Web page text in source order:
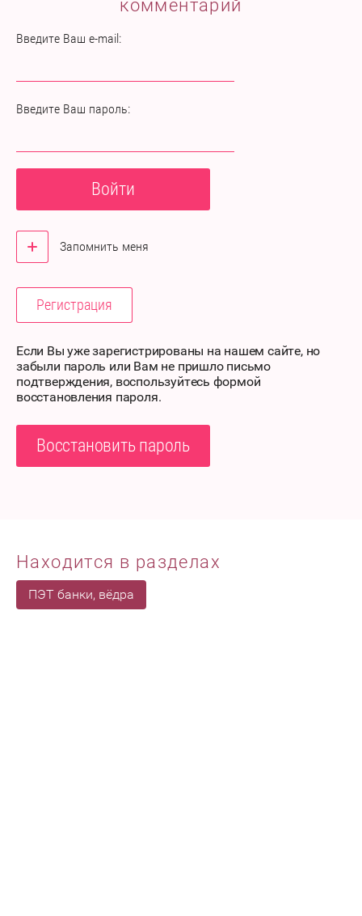
комментарий
Введите Ваш e-mail:
Введите Ваш пароль:
Войти
Запомнить меня
Регистрация
Если Вы уже зарегистрированы на нашем сайте, но
забыли пароль или Вам не пришло письмо
подтверждения, воспользуйтесь формой
восстановления пароля.
Восстановить пароль
Находится в разделах
ПЭТ банки, вёдра